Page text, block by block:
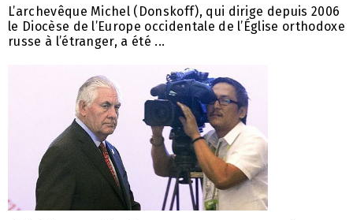
L’archevêque Michel (Donskoff), qui dirige depuis 2006
le Diocèse de l’Europe occidentale de l’Église orthodoxe
russe à l’étranger, a été ...